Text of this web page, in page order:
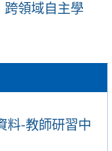
料-教師研習中
跨領域自主學